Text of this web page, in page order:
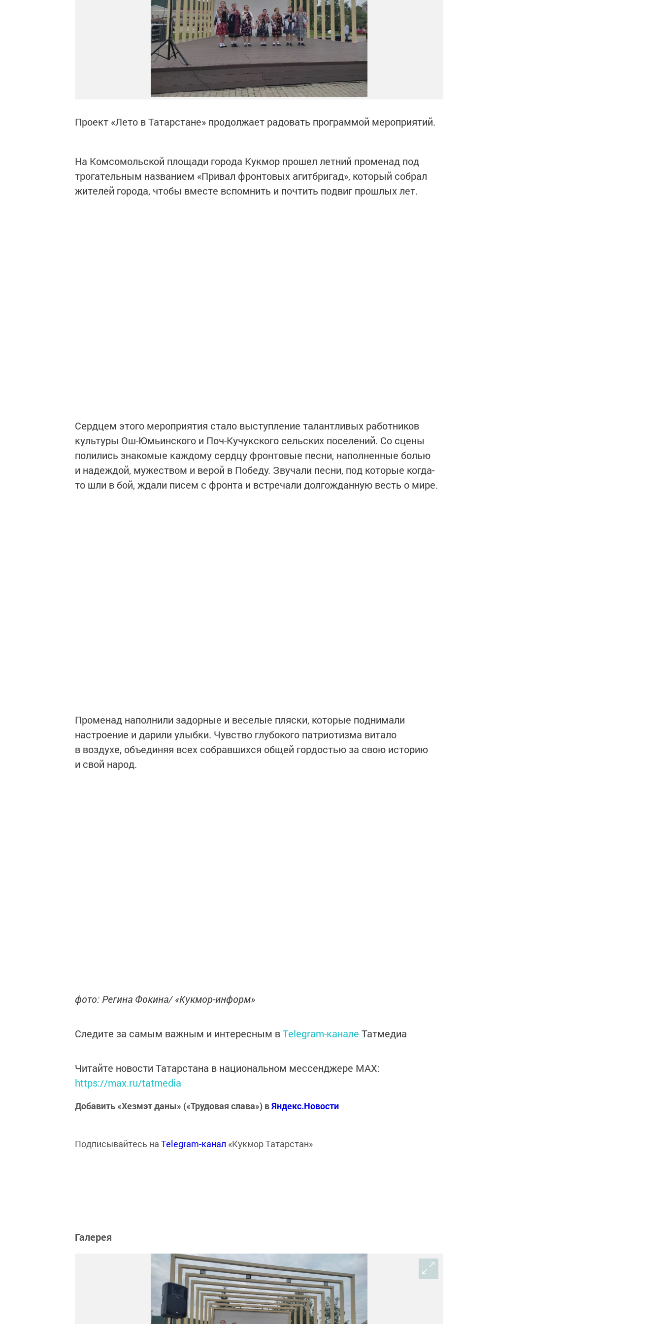
Проект «Лето в Татарстане» продолжает радовать программой мероприятий.
На Комсомольской площади города Кукмор прошел летний променад под
трогательным названием «Привал фронтовых агитбригад», который собрал
жителей города, чтобы вместе вспомнить и почтить подвиг прошлых лет.
Сердцем этого мероприятия стало выступление талантливых работников
культуры Ош-Юмьинского и Поч-Кучукского сельских поселений. Со сцены
полились знакомые каждому сердцу фронтовые песни, наполненные болью
и надеждой, мужеством и верой в Победу. Звучали песни, под которые когда-
то шли в бой, ждали писем с фронта и встречали долгожданную весть о мире.
Променад наполнили задорные и веселые пляски, которые поднимали
настроение и дарили улыбки. Чувство глубокого патриотизма витало
в воздухе, объединяя всех собравшихся общей гордостью за свою историю
и свой народ.
фото: Регина Фокина/ «Кукмор-информ»
Следите за самым важным и интересным вTelegram-канале Татмедиа
Читайте новости Татарстана в национальном мессенджере MАХ:
https://max.ru/tatmedia
Добавить «Хезмэт даны» («Трудовая слава») вЯндекс.Новости
Подписывайтесь на Telegram-канал «Кукмор Татарстан»
Галерея